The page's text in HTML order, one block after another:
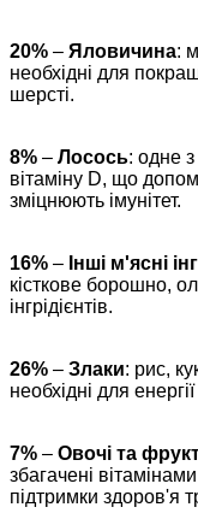
20% – Яловичина:
необхідні для
шерсті.
8% – Лосось: одне
вітаміну D, що
зміцнюють імунітет.
16% – Інші м'ясні
кісткове борошно,
інгрідієнтів.
26% – Злаки: рис,
необхідні для
7% – Овочі та
збагачені
підтримки здоров'я